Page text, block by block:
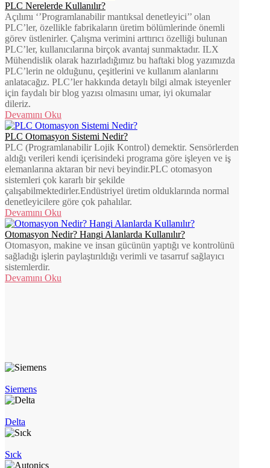
PLC Nerelerde Kullanılır?
Açılımı ‘’Programlanabilir mantıksal denetleyici’’ olan
PLC’ler, özellikle fabrikaların üretim bölümlerinde önemli
görev üstlenirler. Çalışma verimini arttırıcı özelliği bulunan
PLC’ler, kullanıcılarına birçok avantaj sunmaktadır. ILX
Mühendislik olarak hazırladığımız bu haftaki blog yazımızda
PLC’lerin ne olduğunu, çeşitlerini ve kullanım alanlarını
anlatacağız. PLC’ler hakkında detaylı bilgi almak isteyenler
için faydalı bir blog yazısı olmasını umar, iyi okumalar
dileriz.
Devamını Oku
PLC Otomasyon Sistemi Nedir?
PLC (Programlanabilir Lojik Kontrol) demektir. Sensörlerden
aldığı verileri kendi içerisindeki programa göre işleyen ve iş
elemanlarına aktaran bir nevi beyindir.PLC otomasyon
sistemleri çok kararlı bir şekilde
çalışabilmektedirler.Endüstriyel üretim olduklarında normal
denetleyicilere göre çok pahalılar.
Devamını Oku
Otomasyon Nedir? Hangi Alanlarda Kullanılır?
Otomasyon, makine ve insan gücünün yaptığı ve kontrolünü
sağladığı işlerin paylaştırıldığı verimli ve tasarruf sağlayıcı
sistemlerdir.
Devamını Oku
Siemens
Delta
Sıck